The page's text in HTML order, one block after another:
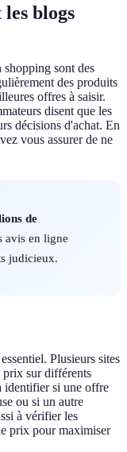
blogs
shopping sont des
des produits
offres à saisir.
disent que les
décisions d'achat. En
vous assurer de ne
de
avis en ligne
judicieux.
Plusieurs sites
prix sur différents
identifier si une offre
ou si un autre
à vérifier les
prix pour maximiser